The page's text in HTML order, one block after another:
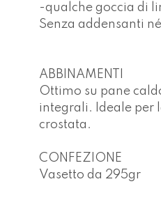
-qualche goccia di
Senza addensanti
ABBINAMENTI
Ottimo su pane
integrali. Ideale per
crostata.
CONFEZIONE
Vasetto da 295gr